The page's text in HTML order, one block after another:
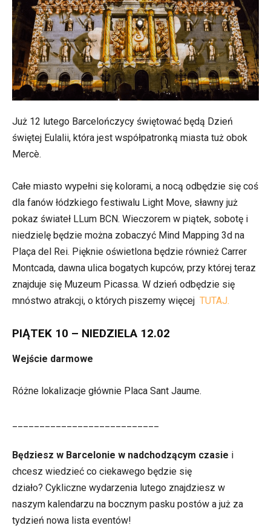
Już 12 lutego Barcelończycy świętować będą Dzień
świętej Eulalii, która jest współpatronką miasta tuż obok
Mercè.
Całe miasto wypełni się kolorami, a nocą odbędzie się coś
dla fanów łódzkiego festiwalu Light Move, sławny już
pokaz świateł LLum BCN. Wieczorem w piątek, sobotę i
niedzielę będzie można zobaczyć Mind Mapping 3d na
Plaça del Rei. Pięknie oświetlona będzie również Carrer
Montcada, dawna ulica bogatych kupców, przy której teraz
znajduje się Muzeum Picassa. W dzień odbędzie się
mnóstwo atrakcji, o których piszemy więcej TUTAJ.
PIĄTEK 10 – NIEDZIELA 12.02
Wejście darmowe
Różne lokalizacje głównie Placa Sant Jaume.
Będziesz w Barcelonie w nadchodzącym czasie i
chcesz wiedzieć co ciekawego będzie się
działo? Cykliczne wydarzenia lutego znajdziesz w
naszym kalendarzu na bocznym pasku postów a już za
tydzień nowa lista eventów!